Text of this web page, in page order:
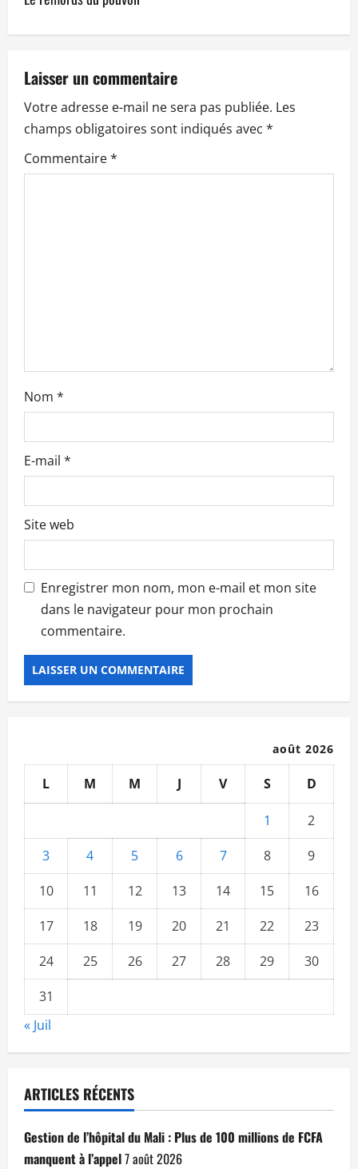
g
t
i
o
n
i
c
l
e
Laisser un commentaire
Votre adresse e-mail ne sera pas publiée. Les
champs obligatoires sont indiqués avec *
Commentaire*
Nom *
E-mail *
Site web
Enregistrer mon nom, mon e-mail et mon site
dans le navigateur pour mon prochain
commentaire.
août 2026
L M M J V S D
1
2
3
4 5 6 7 8
9
10
11 12 13 14 15
16
17
18 19 20 21 22
23
24
25 26 27 28 29
30
31
« Juil
ARTICLES RÉCENTS
Gestion de l’hôpital du Mali : Plus de 100 millions de FCFA
manquent à l’appel7 août 2026